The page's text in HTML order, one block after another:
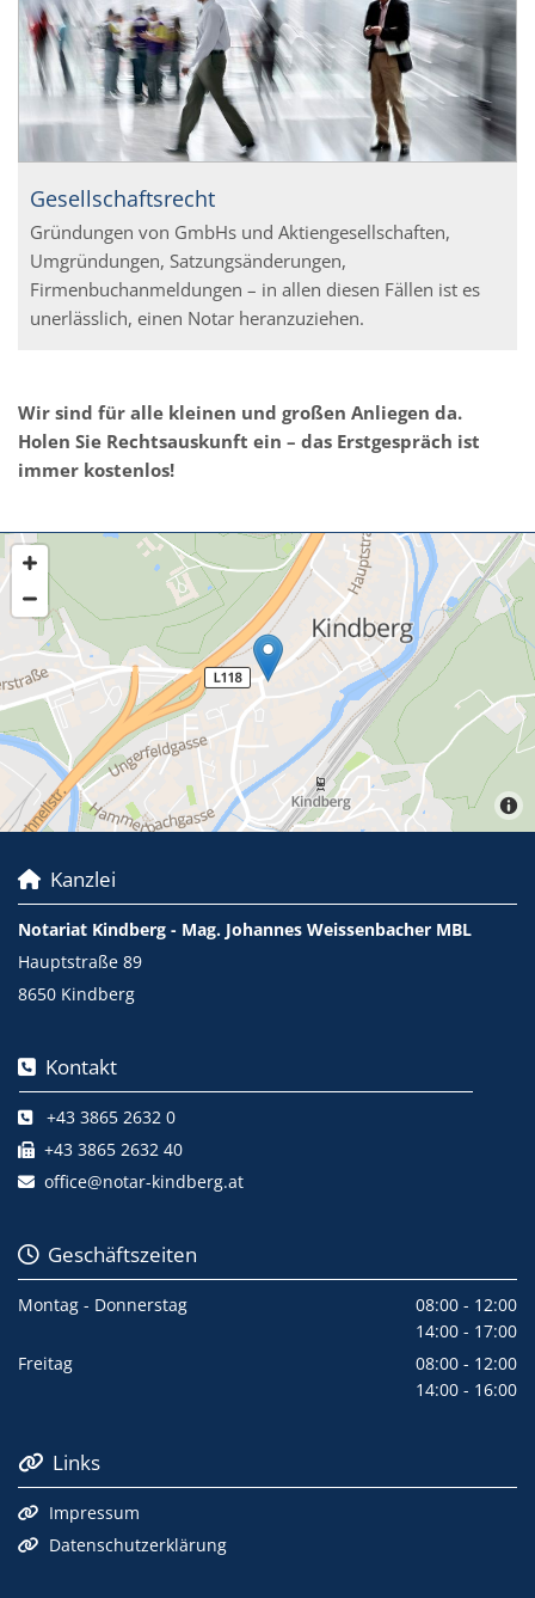
Gesellschaftsrecht
Gründungen von GmbHs und Aktiengesellschaften,
Umgründungen, Satzungsänderungen,
Firmenbuchanmeldungen – in allen diesen Fällen ist es
unerlässlich, einen Notar heranzuziehen.
Wir sind für alle kleinen und großen Anliegen da.
Holen Sie Rechtsauskunft ein – das Erstgespräch ist
immer kostenlos!
 Kanzlei
Notariat Kindberg - Mag. Johannes Weissenbacher MBL
Hauptstraße 89
8650 Kindberg
 Kontakt
 +43 3865 2632 0
 +43 3865 2632 40
 office@notar-kindberg.at
Geschäftszeiten
Montag - Donnerstag
08:00 - 12:00
14:00 - 17:00
Freitag
08:00 - 12:00
14:00 - 16:00
 Links
 Impressum
 Datenschutzerklärung